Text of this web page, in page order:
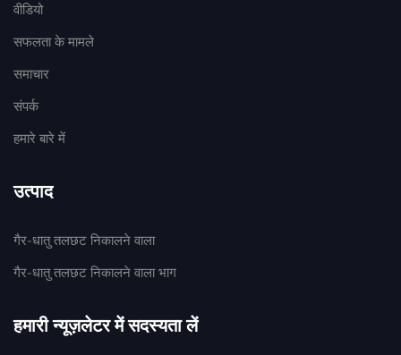
वीडियो
सफलता के मामले
समाचार
संपर्क
हमारे बारे में
उत्पाद
गैर-धातु तलछट निकालने वाला
गैर-धातु तलछट निकालने वाला भाग
हमारी न्यूज़लेटर में सदस्यता लें